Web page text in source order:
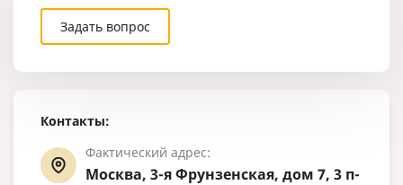
Контакты:
Фактический адрес:
Москва, 3-я Фрунзенская, дом 7, 3 п-
Задать вопрос